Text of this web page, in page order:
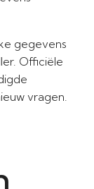
gegevens
Officiële
vragen.